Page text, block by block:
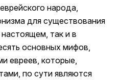
народа,
для существования
так и в
основных мифов,
евреев, которые,
по сути являются